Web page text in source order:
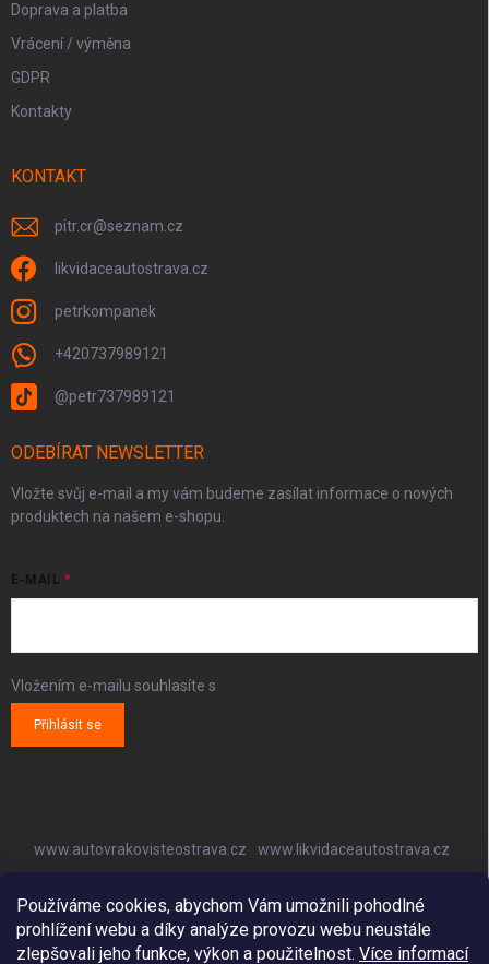
Používáme cookies, abychom Vám umožnili pohodlné
prohlížení webu a díky analýze provozu webu neustále
zlepšovali jeho funkce, výkon a použitelnost. Více informací
Doprava a platba
Vrácení / výměna
GDPR
Kontakty
KONTAKT
pitr.cr@seznam.cz
likvidaceautostrava.cz
petrkompanek
+420737989121
@petr737989121
ODEBÍRAT NEWSLETTER
Vložte svůj e-mail a my vám budeme zasílat informace o nových
produktech na našem e-shopu.
E-MAIL
Vložením e-mailu souhlasíte s
Přihlásit se
www.autovrakovisteostrava.cz
www.likvidaceautostrava.cz